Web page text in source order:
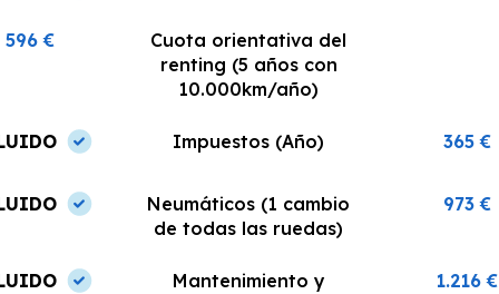
596 €
Cuota orientativa del
renting (5 años con
10.000km/año)
Impuestos (Año) 365 €
Neumáticos (1 cambio
de todas las ruedas)
973 €
Mantenimiento y 1.216 €